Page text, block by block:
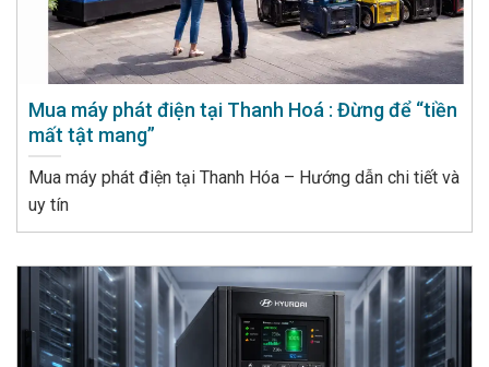
Mua máy phát điện tại Thanh Hoá : Đừng để “tiền
mất tật mang”
Mua máy phát điện tại Thanh Hóa – Hướng dẫn chi tiết và
uy tín